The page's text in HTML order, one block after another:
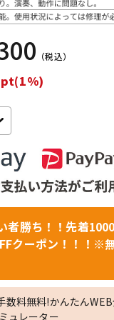
（税込）
者勝ち！！先着
クーポン！！！※
数料無料!かんたん
ュレーター